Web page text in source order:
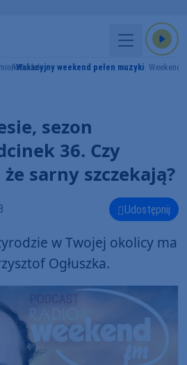
Dudek
Wakacyjny weekend pełen muzyki Weekend
sezon
36. Czy
sarny szczekają?
Udostępnij
w Twojej okolicy ma
Ogłuszka.